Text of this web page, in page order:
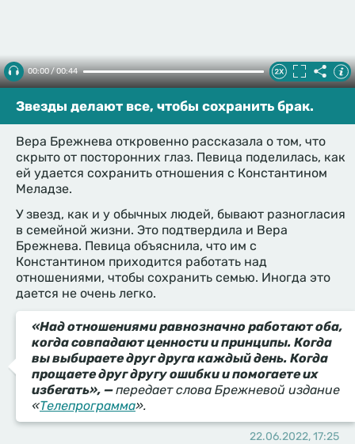
00:00 / 00:44
Звезды делают все, чтобы сохранить брак.
Вера Брежнева откровенно рассказала о том, что
скрыто от посторонних глаз. Певица поделилась, как
ей удается сохранить отношения с Константином
Меладзе.
У звезд, как и у обычных людей, бывают разногласия
в семейной жизни. Это подтвердила и Вера
Брежнева. Певица объяснила, что им с
Константином приходится работать над
отношениями, чтобы сохранить семью. Иногда это
дается не очень легко.
«Над отношениями равнозначно работают оба,
когда совпадают ценности и принципы. Когда
вы выбираете друг друга каждый день. Когда
прощаете друг другу ошибки и помогаете их
избегать», —передает слова Брежневой издание
«Телепрограмма».
22.06.2022, 17:25